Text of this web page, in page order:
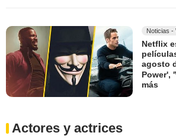
Noticias -
Netflix
agosto
Power',
más
Actores y actrices